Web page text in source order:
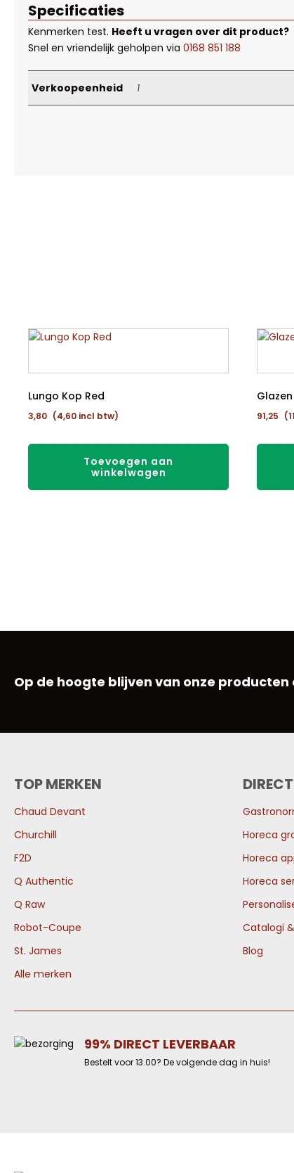
Specificaties
Kenmerken test. Heeft u vragen over dit product?
Snel en vriendelijk geholpen via 0168 851 188
Verkoopeenheid 1
Lungo Kop Red
3,80 (4,60 incl btw)
Toevoegen aan
winkelwagen
91,25 (
Op de hoogte blijven van onze
TOP MERKEN
Chaud Devant
Churchill
F2D
Q Authentic
Q Raw
Robot-Coupe
St. James
Alle merken
Horeca
Horeca
Horeca
Catalogi
Blog
99% DIRECT LEVERBAAR
Bestelt voor 13.00? De volgende dag in huis!